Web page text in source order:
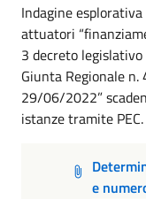
Indagine
attuatori
3 decreto
Giunta Regionale
29/06/2022”
istanze tramite PEC.
e